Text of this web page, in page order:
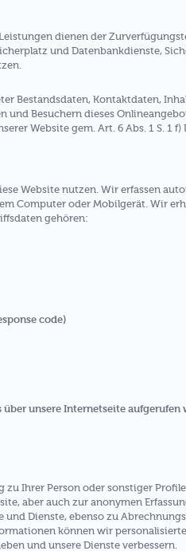
dienen der
und Datenbankdienste,
Bestandsdaten, Kontaktdaten,
Besuchern dieses
Website gem. Art. 6 Abs. 1 S. 1 f)
Website nutzen. Wir erfassen
Computer oder Mobilgerät. Wir
gehören:
code)
unsere Internetseite aufgerufen
Ihrer Person oder sonstiger
aber auch zur anonymen
Dienste, ebenso zu
können wir
und unsere Dienste verbessern.